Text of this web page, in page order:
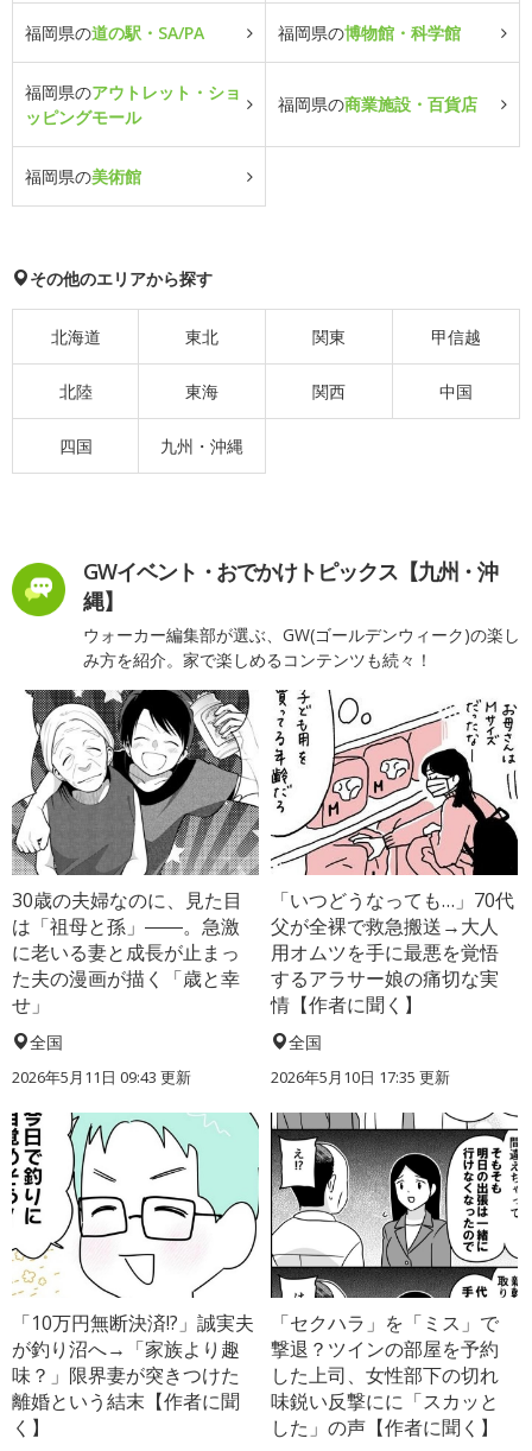
福岡県の道の駅・SA/PA 福岡県の博物館・科学館
福岡県のアウトレット・ショ
ッピングモール
福岡県の商業施設・百貨店
福岡県の美術館
その他のエリアから探す
北海道 東北 関東 甲信越
北陸 東海 関西 中国
四国 九州・沖縄
GWイベント・おでかけトピックス【九州・沖
縄】
ウォーカー編集部が選ぶ、GW(ゴールデンウィーク)の楽し
み方を紹介。家で楽しめるコンテンツも続々！
30歳の夫婦なのに、見た目
は「祖母と孫」――。急激
に老いる妻と成長が止まっ
た夫の漫画が描く「歳と幸
せ」
全国
2026年5月11日 09:43 更新
「いつどうなっても…」70代
父が全裸で救急搬送→大人
用オムツを手に最悪を覚悟
するアラサー娘の痛切な実
情【作者に聞く】
全国
2026年5月10日 17:35 更新
「10万円無断決済!?」誠実夫
が釣り沼へ→「家族より趣
味？」限界妻が突きつけた
離婚という結末【作者に聞
く】
「セクハラ」を「ミス」で
撃退？ツインの部屋を予約
した上司、女性部下の切れ
味鋭い反撃にに「スカッと
した」の声【作者に聞く】